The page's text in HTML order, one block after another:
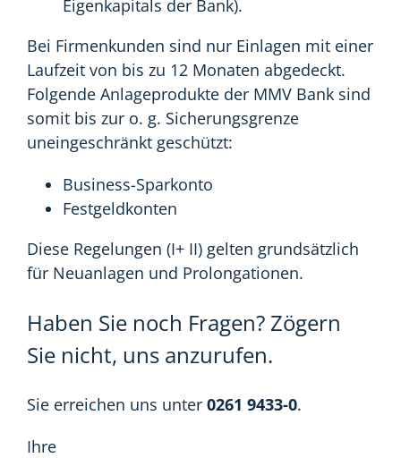
Eigenkapitals der Bank).
Bei Firmenkunden sind nur Einlagen mit einer
Laufzeit von bis zu 12 Monaten abgedeckt.
Folgende Anlageprodukte der MMV Bank sind
somit bis zur o. g. Sicherungsgrenze
uneingeschränkt geschützt:
Business-Sparkonto
Festgeldkonten
Diese Regelungen (I+ II) gelten grundsätzlich
für Neuanlagen und Prolongationen.
Haben Sie noch Fragen? Zögern
Sie nicht, uns anzurufen.
Sie erreichen uns unter 0261 9433-0.
Ihre